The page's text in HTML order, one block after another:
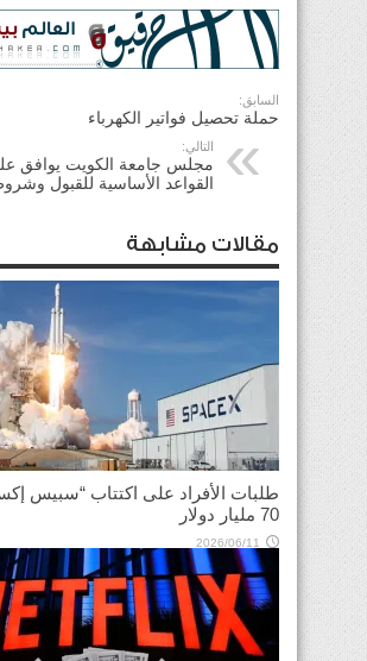
السابق:
حملة تحصيل فواتير الكهرباء
التالي:
مجلس جامعة الكويت يوافق
القواعد الأساسية للقبول
مقالات مشابهة
طلبات الأفراد على اكتتاب “سبيس
70 مليار دولار
2026/06/11